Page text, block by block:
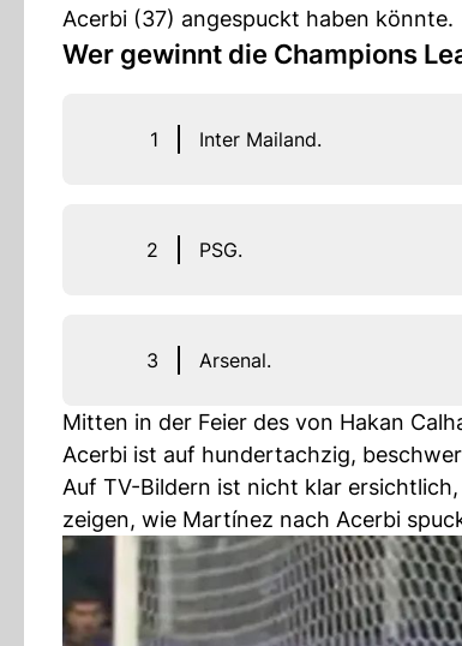
Acerbi (37) angespuckt haben könnte.
Wer gewinnt die Champions
1 Inter Mailand.
2 PSG.
3 Arsenal.
Mitten in der Feier des von Hakan
Acerbi ist auf hundertachzig,
Auf TV-Bildern ist nicht klar
zeigen, wie Martínez nach Acerbi